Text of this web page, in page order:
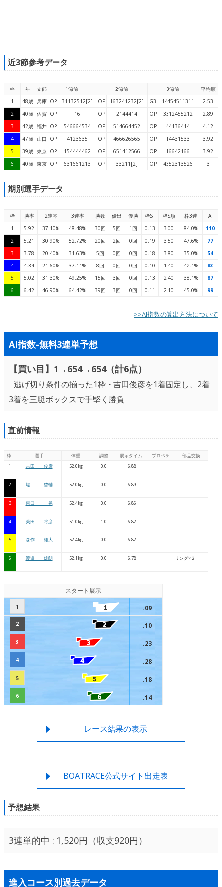
近3節参考データ
枠 年 支部 1節前 2節前 3節前
平均順
1
48歳 兵庫 OP 31132512[2] OP 163241232[2] G3 14454511311
2.53
2
40歳 佐賀 OP 16 OP 2144414 OP 3312455212
2.89
3
42歳 福井 OP 546664534 OP 514664452 OP 44136414
4.12
4
47歳 山口 OP 4123635 OP 466626565 OP 14431533
3.92
5
39歳 東京 OP 154444462 OP 651412566 OP 16642166
3.92
6
40歳 東京 OP 631661213 OP 33211[2] OP 4352313526 3
期別選手データ
枠 勝率 2連率 3連率 勝数 優出 優勝 枠ST 枠S順 枠3連
AI
1
5.92 37.10% 48.48% 30回 5回 1回 0.13 3.00 84.0%
110
2
5.21 30.90% 52.72% 20回 2回 0回 0.19 3.50 47.6%
77
3
3.78 20.40% 31.63% 5回 0回 0回 0.18 3.80 35.0%
54
4
4.34 21.60% 37.11% 8回 0回 0回 0.10 1.40 42.1%
83
5
5.02 31.30% 49.25% 15回 3回 0回 0.13 2.40 38.1%
87
6
6.42 46.90% 64.42% 39回 3回 0回 0.11 2.10 45.0% 99
>>AI指数の算出方法について
AI指数-無料3連単予想
【買い目】1→654→654（計6点）
逃げ切り条件の揃った1枠・吉田俊彦を1着固定し、2着
3着を三艇ボックスで手堅く勝負
直前情報
枠 選手 体重 調整 展示タイム プロペラ
部品交換
1
吉田 俊彦 52.0kg 0.0 6.88
2 堤 啓輔 52.0kg 0.0 6.89
3 東口 晃 52.4kg 0.0 6.86
4 榮田 将彦 51.0kg 1.0 6.82
5 森作 雄大 52.4kg 0.0 6.82
6 渡邉 雄朗 52.1kg 0.0 6.78 リング×２
スタート展示
1 .09
2 .10
3 .23
4 .28
5 .18
6 .14
レース結果の表示
BOATRACE公式サイト出走表
予想結果
3連単的中 : 1,520円（収支920円）
進入コース別過去データ